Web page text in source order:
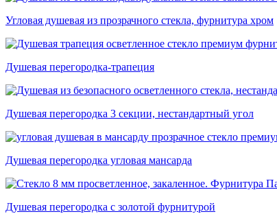
Угловая душевая из прозрачного стекла, фурнитура хром
Душевая перегородка-трапеция
Душевая перегородка 3 секции, нестандартный угол
Душевая перегородка угловая мансарда
Душевая перегородка с золотой фурнитурой